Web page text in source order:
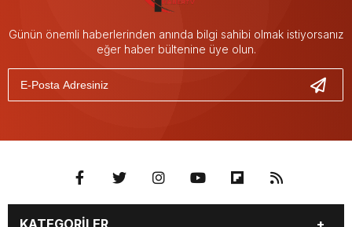
Günün önemli haberlerinden anında bilgi sahibi olmak istiyorsanız
eğer haber bültenine üye olun.
KATEGORİLER